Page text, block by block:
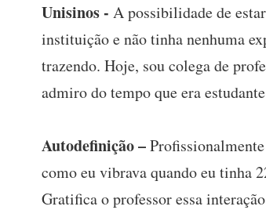
Unisinos - A possibilidade de
instituição e não tinha nenhuma
trazendo. Hoje, sou colega de
admiro do tempo que era
Autodefinição –
como eu vibrava quando eu tinha
Gratifica o professor essa